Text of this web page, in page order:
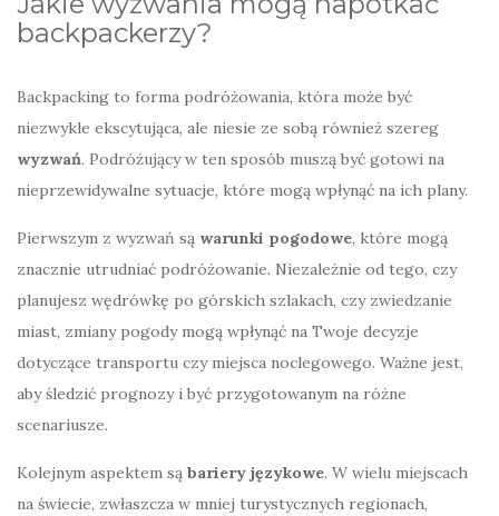
backpackerzy?
Backpacking to forma podróżowania, która może być
niezwykle ekscytująca, ale niesie ze sobą również szereg
wyzwań. Podróżujący w ten sposób muszą być gotowi na
nieprzewidywalne sytuacje, które mogą wpłynąć na ich plany.
Pierwszym z wyzwań są warunki pogodowe, które mogą
znacznie utrudniać podróżowanie. Niezależnie od tego, czy
planujesz wędrówkę po górskich szlakach, czy zwiedzanie
miast, zmiany pogody mogą wpłynąć na Twoje decyzje
dotyczące transportu czy miejsca noclegowego. Ważne jest,
aby śledzić prognozy i być przygotowanym na różne
scenariusze.
Kolejnym aspektem są bariery językowe. W wielu miejscach
na świecie, zwłaszcza w mniej turystycznych regionach,